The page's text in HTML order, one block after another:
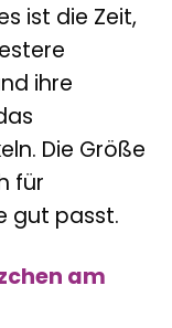
ist die Zeit,
ihre
Die Größe
für
gut passt.
am